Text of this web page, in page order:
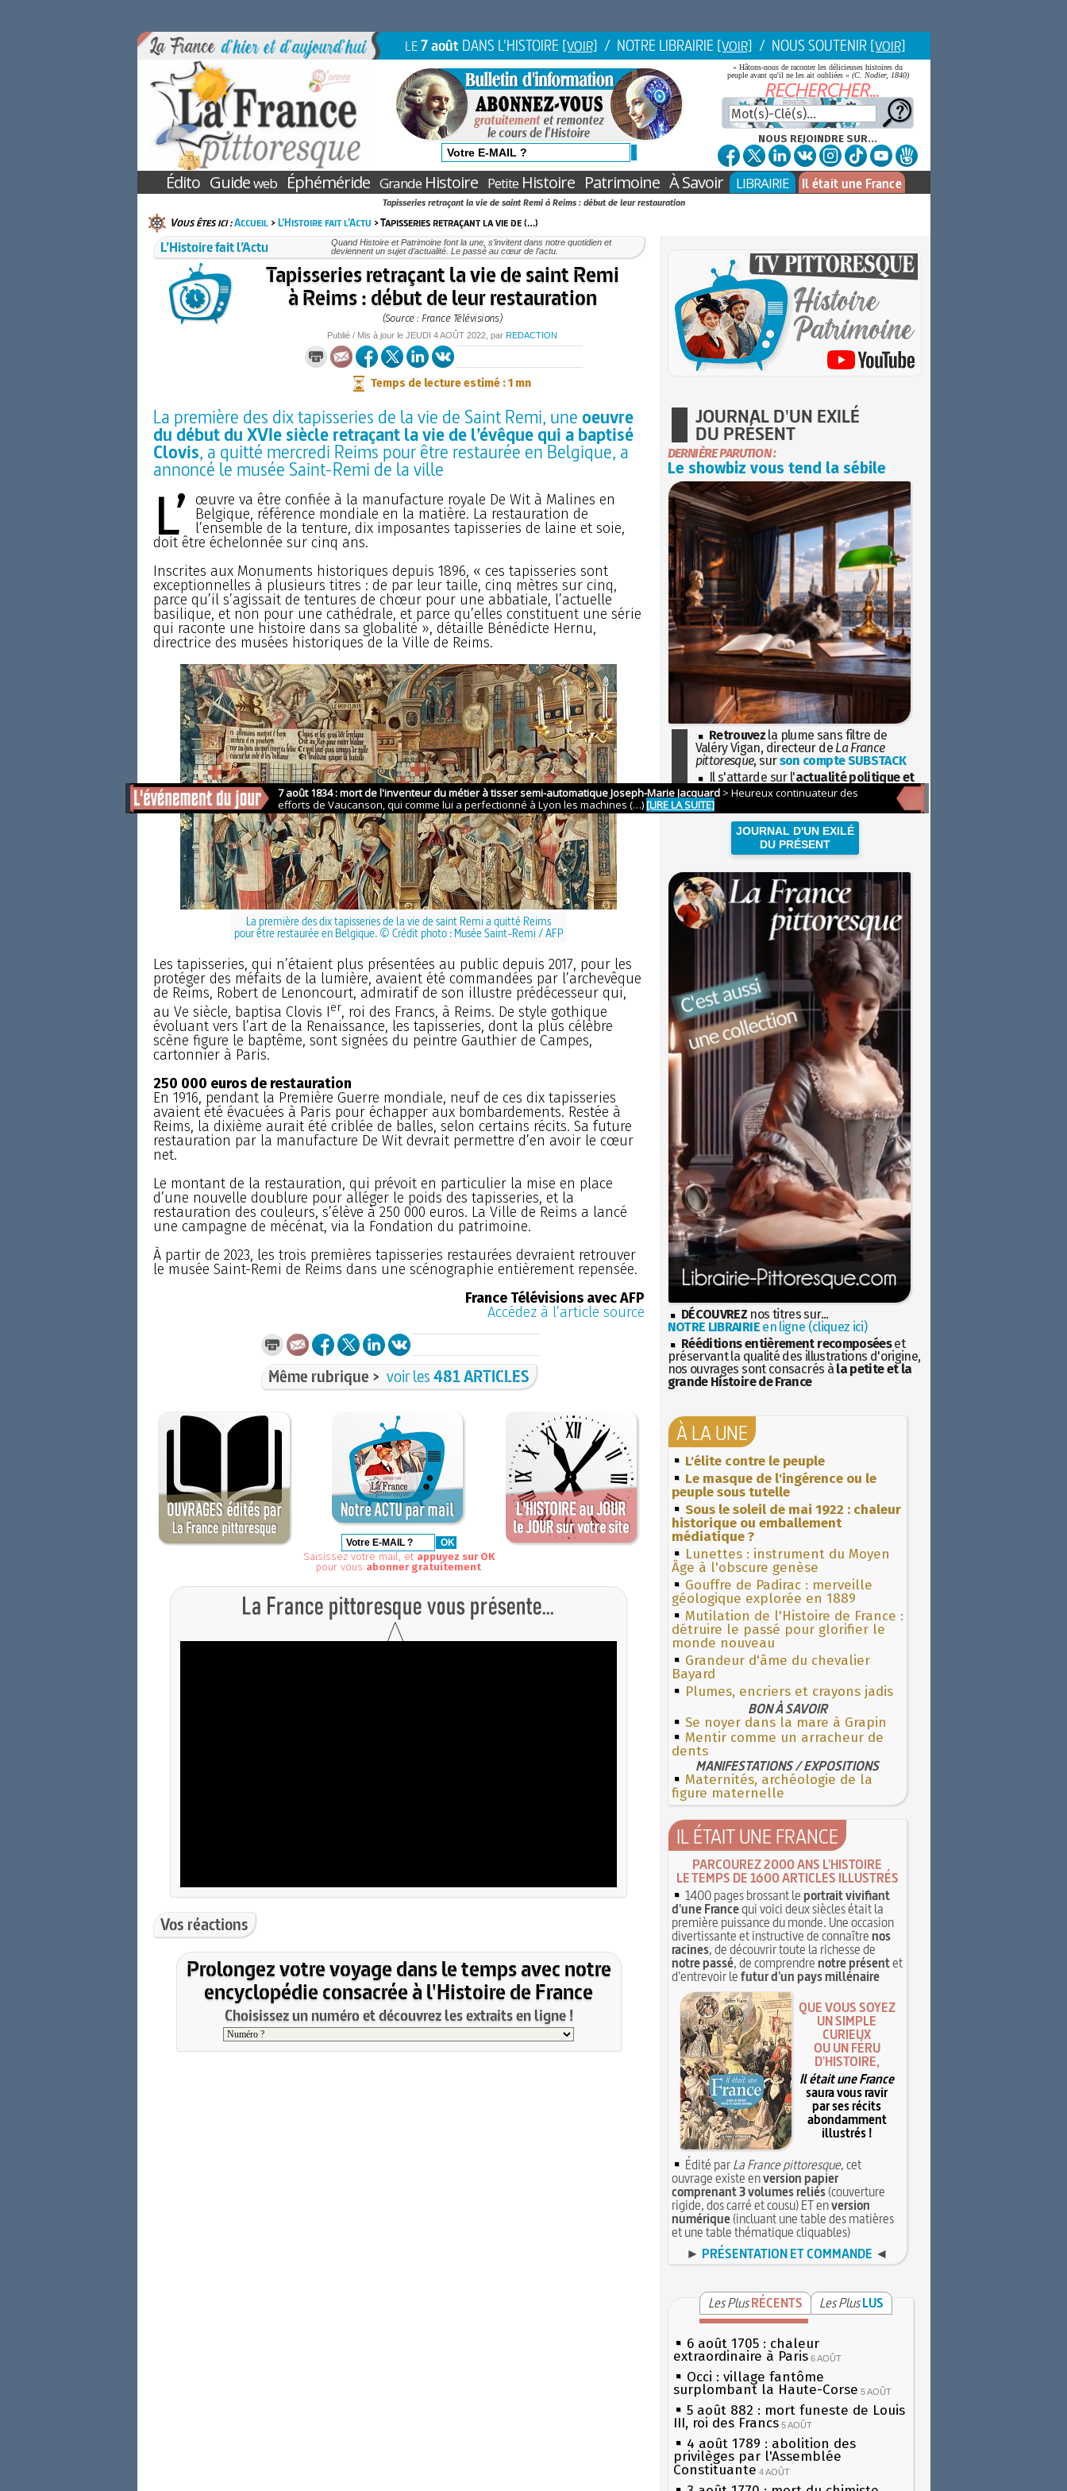
LE7 août DANS L'HISTOIRE [VOIR] / NOTRE LIBRAIRIE [VOIR] / NOUS SOUTENIR [VOIR]
« Hâtons-nous de raconter les délicieuses histoires du
peuple avant qu'il ne les ait oubliées » (C. Nodier, 1840)
NOUS REJOINDRE SUR...
Édito Guideweb Éphéméride GrandeHistoire PetiteHistoire Patrimoine À Savoir LIBRAIRIE Il était une France
Tapisseries retraçant la vie de saint Remi à Reims : début de leur restauration
Vous êtes ici :Accueil>L’Histoire fait l’Actu > Tapisseries retraçant la vie de (…)
L’Histoire fait l’Actu
Quand Histoire et Patrimoine font la une, s’invitent dans notre quotidien et
deviennent un sujet d’actualité. Le passé au cœur de l’actu.
Tapisseries retraçant la vie de saint Remi
à Reims : début de leur restauration
(Source : France Télévisions)
Publié / Mis à jour le JEUDI 4 AOÛT 2022 , par REDACTION
Temps de lecture estimé : 1 mn
La première des dix tapisseries de la vie de Saint Remi, uneoeuvre
du début du XVIe siècle retraçant la vie de l’évêque qui a baptisé
Clovis, a quitté mercredi Reims pour être restaurée en Belgique, a
annoncé le musée Saint-Remi de la ville
L’ œuvre va être confiée à la manufacture royale De Wit à Malines en
Belgique, référence mondiale en la matière. La restauration de
l’ensemble de la tenture, dix imposantes tapisseries de laine et soie,
doit être échelonnée sur cinq ans.
Inscrites aux Monuments historiques depuis 1896, « ces tapisseries sont
exceptionnelles à plusieurs titres : de par leur taille, cinq mètres sur cinq,
parce qu’il s’agissait de tentures de chœur pour une abbatiale, l’actuelle
basilique, et non pour une cathédrale, et parce qu’elles constituent une série
qui raconte une histoire dans sa globalité », détaille Bénédicte Hernu,
directrice des musées historiques de la Ville de Reims.
La première des dix tapisseries de la vie de saint Remi a quitté Reims
pour être restaurée en Belgique. © Crédit photo : Musée Saint-Remi / AFP
Les tapisseries, qui n’étaient plus présentées au public depuis 2017, pour les
protéger des méfaits de la lumière, avaient été commandées par l’archevêque
de Reims, Robert de Lenoncourt, admiratif de son illustre prédécesseur qui,
au Ve siècle, baptisa Clovis Ier, roi des Francs, à Reims. De style gothique
évoluant vers l’art de la Renaissance, les tapisseries, dont la plus célèbre
scène figure le baptême, sont signées du peintre Gauthier de Campes,
cartonnier à Paris.
250 000 euros de restauration
En 1916, pendant la Première Guerre mondiale, neuf de ces dix tapisseries
avaient été évacuées à Paris pour échapper aux bombardements. Restée à
Reims, la dixième aurait été criblée de balles, selon certains récits. Sa future
restauration par la manufacture De Wit devrait permettre d’en avoir le cœur
net.
Le montant de la restauration, qui prévoit en particulier la mise en place
d’une nouvelle doublure pour alléger le poids des tapisseries, et la
restauration des couleurs, s’élève à 250 000 euros. La Ville de Reims a lancé
une campagne de mécénat, via la Fondation du patrimoine.
À partir de 2023, les trois premières tapisseries restaurées devraient retrouver
le musée Saint-Remi de Reims dans une scénographie entièrement repensée.
France Télévisions avec AFP
Accédez à l’article source
Même rubrique > voir les481 ARTICLES
Saisissez votre mail, et appuyez sur OK
pour vous abonner gratuitement
Vos réactions
Prolongez votre voyage dans le temps avec notre
encyclopédie consacrée à l'Histoire de France
Choisissez un numéro et découvrez les extraits en ligne !
JOURNAL D'UN EXILÉ
DU PRÉSENT
DERNIÈRE PARUTION :
Le showbiz vous tend la sébile
Retrouvez la plume sans filtre de
Valéry Vigan, directeur de La France
pittoresque, surson compte SUBSTACK
Il s'attarde sur l'actualité politique et
sociétaleavec la hauteur de vue de
l'Histoire
JOURNAL D'UN EXILÉ
DU PRÉSENT
DÉCOUVREZ nos titres sur...
NOTRE LIBRAIRIEen ligne (cliquez ici)
Rééditions entièrement recomposéeset
préservant la qualité des illustrations d'origine,
nos ouvrages sont consacrés à la petite et la
grande Histoire de France
À LA UNE
L'élite contre le peuple
Le masque de l'ingérence ou le
peuple sous tutelle
Sous le soleil de mai 1922 : chaleur
historique ou emballement
médiatique ?
Lunettes : instrument du Moyen
Âge à l'obscure genèse
Gouffre de Padirac : merveille
géologique explorée en 1889
Mutilation de l'Histoire de France :
détruire le passé pour glorifier le
monde nouveau
Grandeur d'âme du chevalier
Bayard
Plumes, encriers et crayons jadis
BON À SAVOIR
Se noyer dans la mare à Grapin
Mentir comme un arracheur de
dents
MANIFESTATIONS / EXPOSITIONS
Maternités, archéologie de la
figure maternelle
IL ÉTAIT UNE FRANCE
PARCOUREZ 2000 ANS L'HISTOIRE
LE TEMPS DE 1600 ARTICLES ILLUSTRÉS
1400 pages brossant leportrait vivifiant
d'une Francequi voici deux siècles était la
première puissance du monde. Une occasion
divertissante et instructive de connaîtrenos
racines, de découvrir toute la richesse de
notre passé, de comprendrenotre présentet
d'entrevoir lefutur d'un pays millénaire
QUE VOUS SOYEZ
UN SIMPLE
CURIEUX
OU UN FÉRU
D'HISTOIRE,
Il était une France
saura vous ravir
par ses récits
abondamment
illustrés !
Édité parLa France pittoresque, cet
ouvrage existe enversion papier
comprenant 3 volumes reliés(couverture
rigide, dos carré et cousu) ET enversion
numérique(incluant une table des matières
et une table thématique cliquables)
► PRÉSENTATION ET COMMANDE ◄
Les Plus RÉCENTS Les Plus LUS
6 août 1705 : chaleur
extraordinaire à Paris 6 AOÛT
Occi : village fantôme
surplombant la Haute-Corse 5 AOÛT
5 août 882 : mort funeste de Louis
III, roi des Francs 5 AOÛT
4 août 1789 : abolition des
privilèges par l'Assemblée
Constituante 4 AOÛT